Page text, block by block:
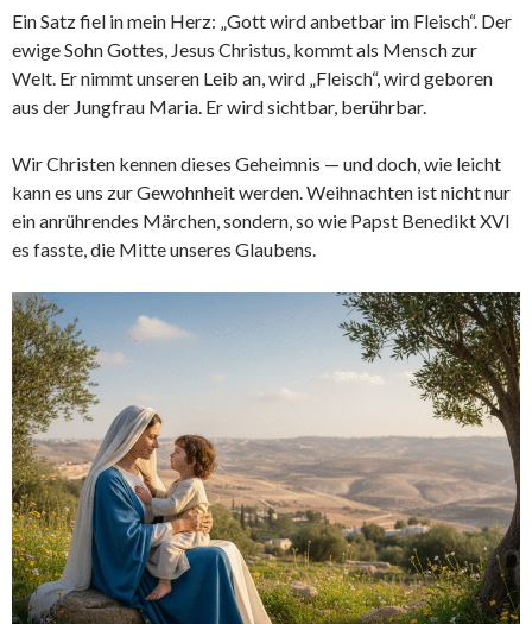
Ein Satz fiel in mein Herz: „Gott wird anbetbar im Fleisch“. Der
ewige Sohn Gottes, Jesus Christus, kommt als Mensch zur
Welt. Er nimmt unseren Leib an, wird „Fleisch“, wird geboren
aus der Jungfrau Maria. Er wird sichtbar, berührbar.
Wir Christen kennen dieses Geheimnis — und doch, wie leicht
kann es uns zur Gewohnheit werden. Weihnachten ist nicht nur
ein anrührendes Märchen, sondern, so wie Papst Benedikt XVI
es fasste, die Mitte unseres Glaubens.